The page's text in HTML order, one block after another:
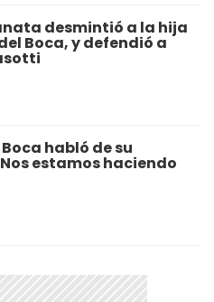
desmintió a la hija
Boca, y defendió a
habló de su
estamos haciendo